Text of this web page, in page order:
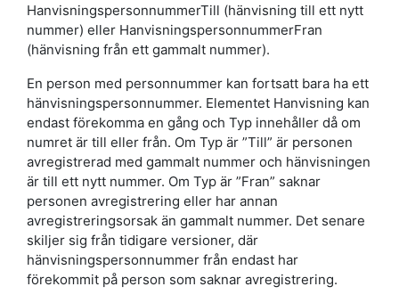
HanvisningspersonnummerTill (hänvisning till ett nytt
nummer) eller HanvisningspersonnummerFran
(hänvisning från ett gammalt nummer).
En person med personnummer kan fortsatt bara ha ett
hänvisningspersonnummer. Elementet Hanvisning kan
endast förekomma en gång och Typ innehåller då om
numret är till eller från. Om Typ är ”Till” är personen
avregistrerad med gammalt nummer och hänvisningen
är till ett nytt nummer. Om Typ är ”Fran” saknar
personen avregistrering eller har annan
avregistreringsorsak än gammalt nummer. Det senare
skiljer sig från tidigare versioner, där
hänvisningspersonnummer från endast har
förekommit på person som saknar avregistrering.